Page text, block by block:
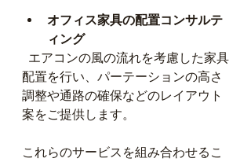
オフィス家具の配置コンサルテ
ィング
配置を行い、パーテーションの高さ
調整や通路の確保などのレイアウト
案をご提供します。
これらのサービスを組み合わせるこ